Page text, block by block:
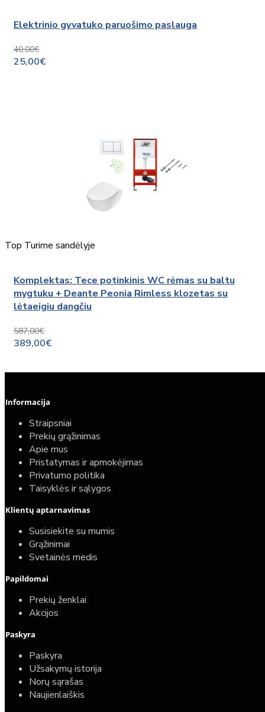
Elektrinio gyvatuko paruošimo paslauga
40,00€
25,00€
Top Turime sandėlyje
Komplektas: Tece potinkinis WC rėmas su baltu
mygtuku + Deante Peonia Rimless klozetas su
lėtaeigiu dangčiu
587,00€
389,00€
Informacija
Straipsniai
Prekių grąžinimas
Apie mus
Pristatymas ir apmokėjimas
Privatumo politika
Taisyklės ir sąlygos
Klientų aptarnavimas
Susisiekite su mumis
Grąžinimai
Svetainės medis
Papildomai
Prekių ženklai
Akcijos
Paskyra
Paskyra
Užsakymų istorija
Norų sąrašas
Naujienlaiškis